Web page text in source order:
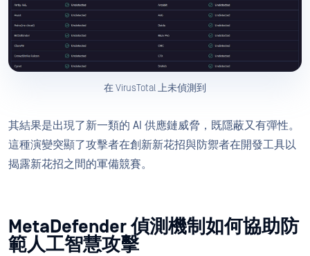
在 VirusTotal 上未偵測到
其結果是出現了新一類的 AI 供應鏈威脅，既隱蔽又有彈性。
這種演變突顯了攻擊者在創新新花招與防禦者在開發工具以
揭露新花招之間的軍備競賽。
MetaDefender 偵測機制如何協助防
範人工智慧攻擊